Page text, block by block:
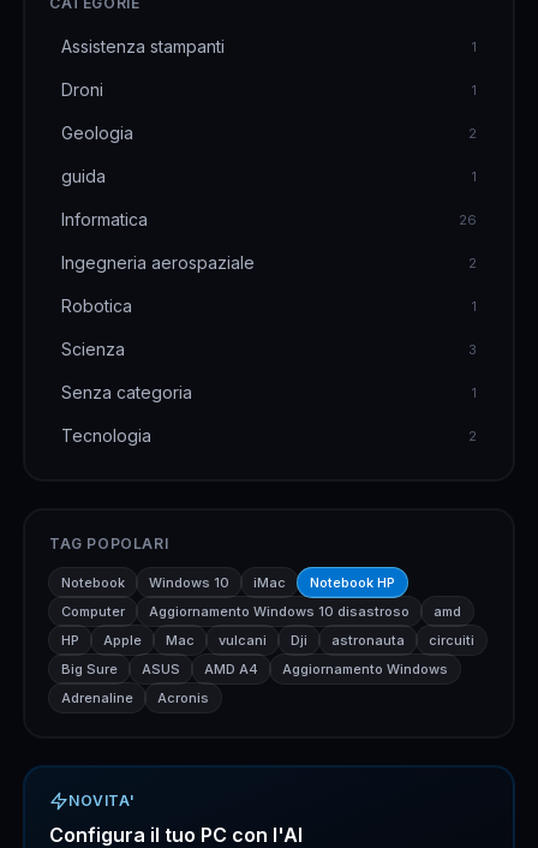
Assistenza stampanti 1
Droni 1
Geologia 2
guida 1
Informatica 26
Ingegneria aerospaziale 2
Robotica 1
Scienza 3
Senza categoria 1
Tecnologia 2
TAG POPOLARI
Notebook Windows 10 iMac
Notebook HP
Computer
Aggiornamento Windows 10 disastroso
amd
HP
Apple Mac vulcani Dji astronauta
circuiti
Big Sure
ASUS AMD A4
Aggiornamento Windows
Adrenaline
Acronis
NOVITA'
Configura il tuo PC con l'AI